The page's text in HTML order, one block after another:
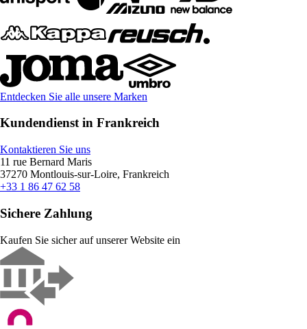
Entdecken Sie alle unsere Marken
Kundendienst in Frankreich
Kontaktieren Sie uns
11 rue Bernard Maris
37270 Montlouis-sur-Loire, Frankreich
+33 1 86 47 62 58
Sichere Zahlung
Kaufen Sie sicher auf unserer Website ein